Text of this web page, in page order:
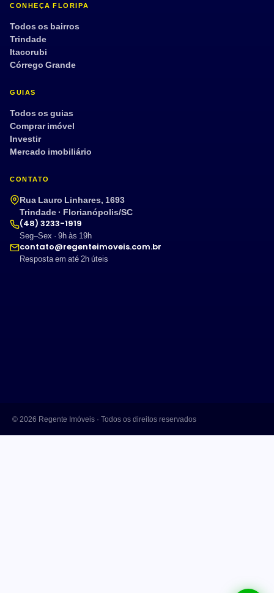
CONHEÇA FLORIPA
Todos os bairros
Trindade
Itacorubi
Córrego Grande
GUIAS
Todos os guias
Comprar imóvel
Investir
Mercado imobiliário
CONTATO
Rua Lauro Linhares, 1693
Trindade · Florianópolis/SC
(48) 3233-1919
Seg–Sex · 9h às 19h
contato@regenteimoveis.com.br
Resposta em até 2h úteis
© 2026 Regente Imóveis · Todos os direitos reservados